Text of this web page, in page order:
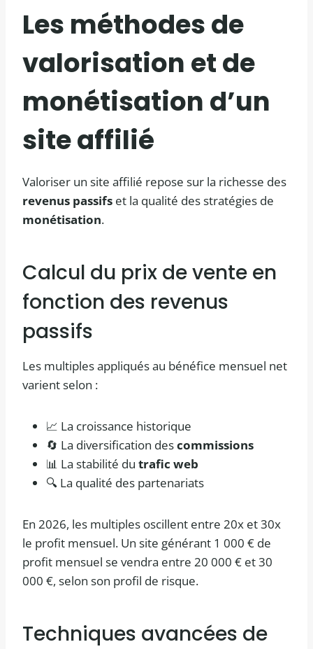
Les méthodes de
valorisation et de
monétisation d’un
site affilié
Valoriser un site affilié repose sur la richesse des
revenus passifs et la qualité des stratégies de
monétisation.
Calcul du prix de vente en
fonction des revenus
passifs
Les multiples appliqués au bénéfice mensuel net
varient selon :
📈 La croissance historique
🔄 La diversification descommissions
📊 La stabilité du trafic web
🔍 La qualité des partenariats
En 2026, les multiples oscillent entre 20x et 30x
le profit mensuel. Un site générant 1 000 € de
profit mensuel se vendra entre 20 000 € et 30
000 €, selon son profil de risque.
Techniques avancées de